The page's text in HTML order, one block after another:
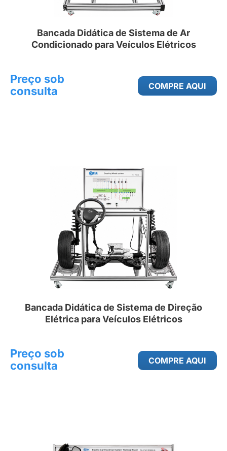
Bancada Didática de Sistema de Ar
Condicionado para Veículos Elétricos
Preço sob
consulta
COMPRE AQUI
Bancada Didática de Sistema de Direção
Elétrica para Veículos Elétricos
Preço sob
consulta
COMPRE AQUI